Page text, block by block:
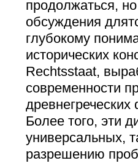
продолжаться,
обсуждения
глубокому
исторических
Rechtsstaat,
современности
Более того, эти
универсальных,
разрешению